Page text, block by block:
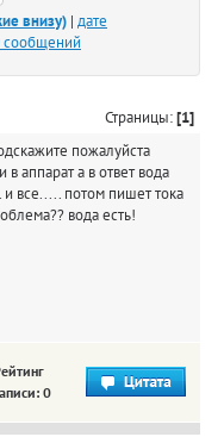
внизу) | дате
сообщений
Страницы:[1]
пожалуйста
в аппарат а в ответ вода
и все..... потом пишет тока
вода есть!
0